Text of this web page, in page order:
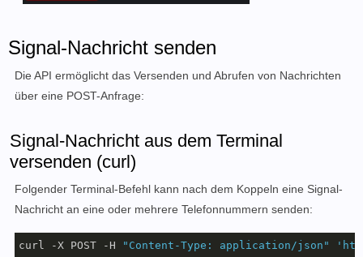
Signal-Nachricht senden
Die API ermöglicht das Versenden und Abrufen von Nachrichten
über eine POST-Anfrage:
Signal-Nachricht aus dem Terminal
versenden (curl)
Folgender Terminal-Befehl kann nach dem Koppeln eine Signal-
Nachricht an eine oder mehrere Telefonnummern senden:
curl -X POST -H "Content-Type: application/json"